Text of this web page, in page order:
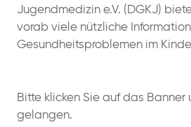
Jugendmedizin e.V. (DGKJ)
vorab viele nützliche
Gesundheitsproblemen im
Bitte klicken Sie auf das Banner
gelangen.